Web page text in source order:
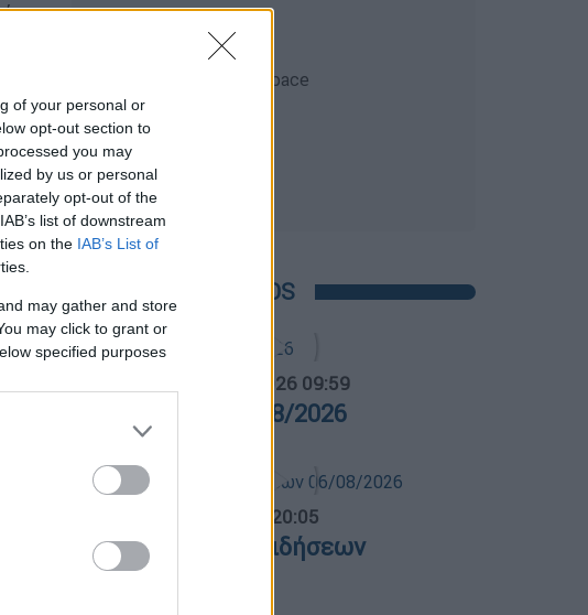
of your personal or
opt-out section to
you may
by us or personal
opt-out of the
list of downstream
on the IAB’s List of
may gather and store
may click to grant or
specified purposes
POPULAR VIDEOS
07.08.2026 09:59
Ώρα Ελλάδος 07/08/2026
06.08.2026 20:05
Κεντρικό δελτίο ειδήσεων
06/08/2026